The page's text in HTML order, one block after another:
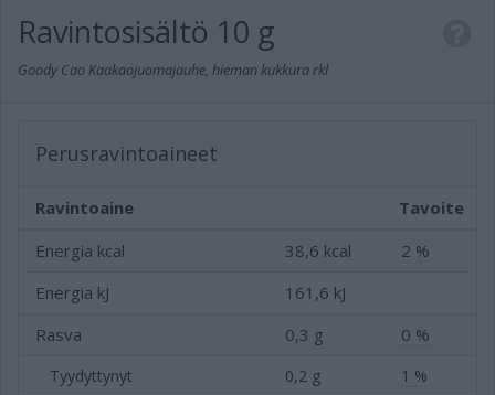
Ravintosisältö 10 g
Goody Cao Kaakaojuomajauhe, hieman kukkura rkl
Perusravintoaineet
Ravintoaine
Tavoite
Energia kcal
38,6 kcal
2 %
Energia kJ
161,6 kJ
Rasva
0,3 g 0 %
Tyydyttynyt 0,2 g
1 %